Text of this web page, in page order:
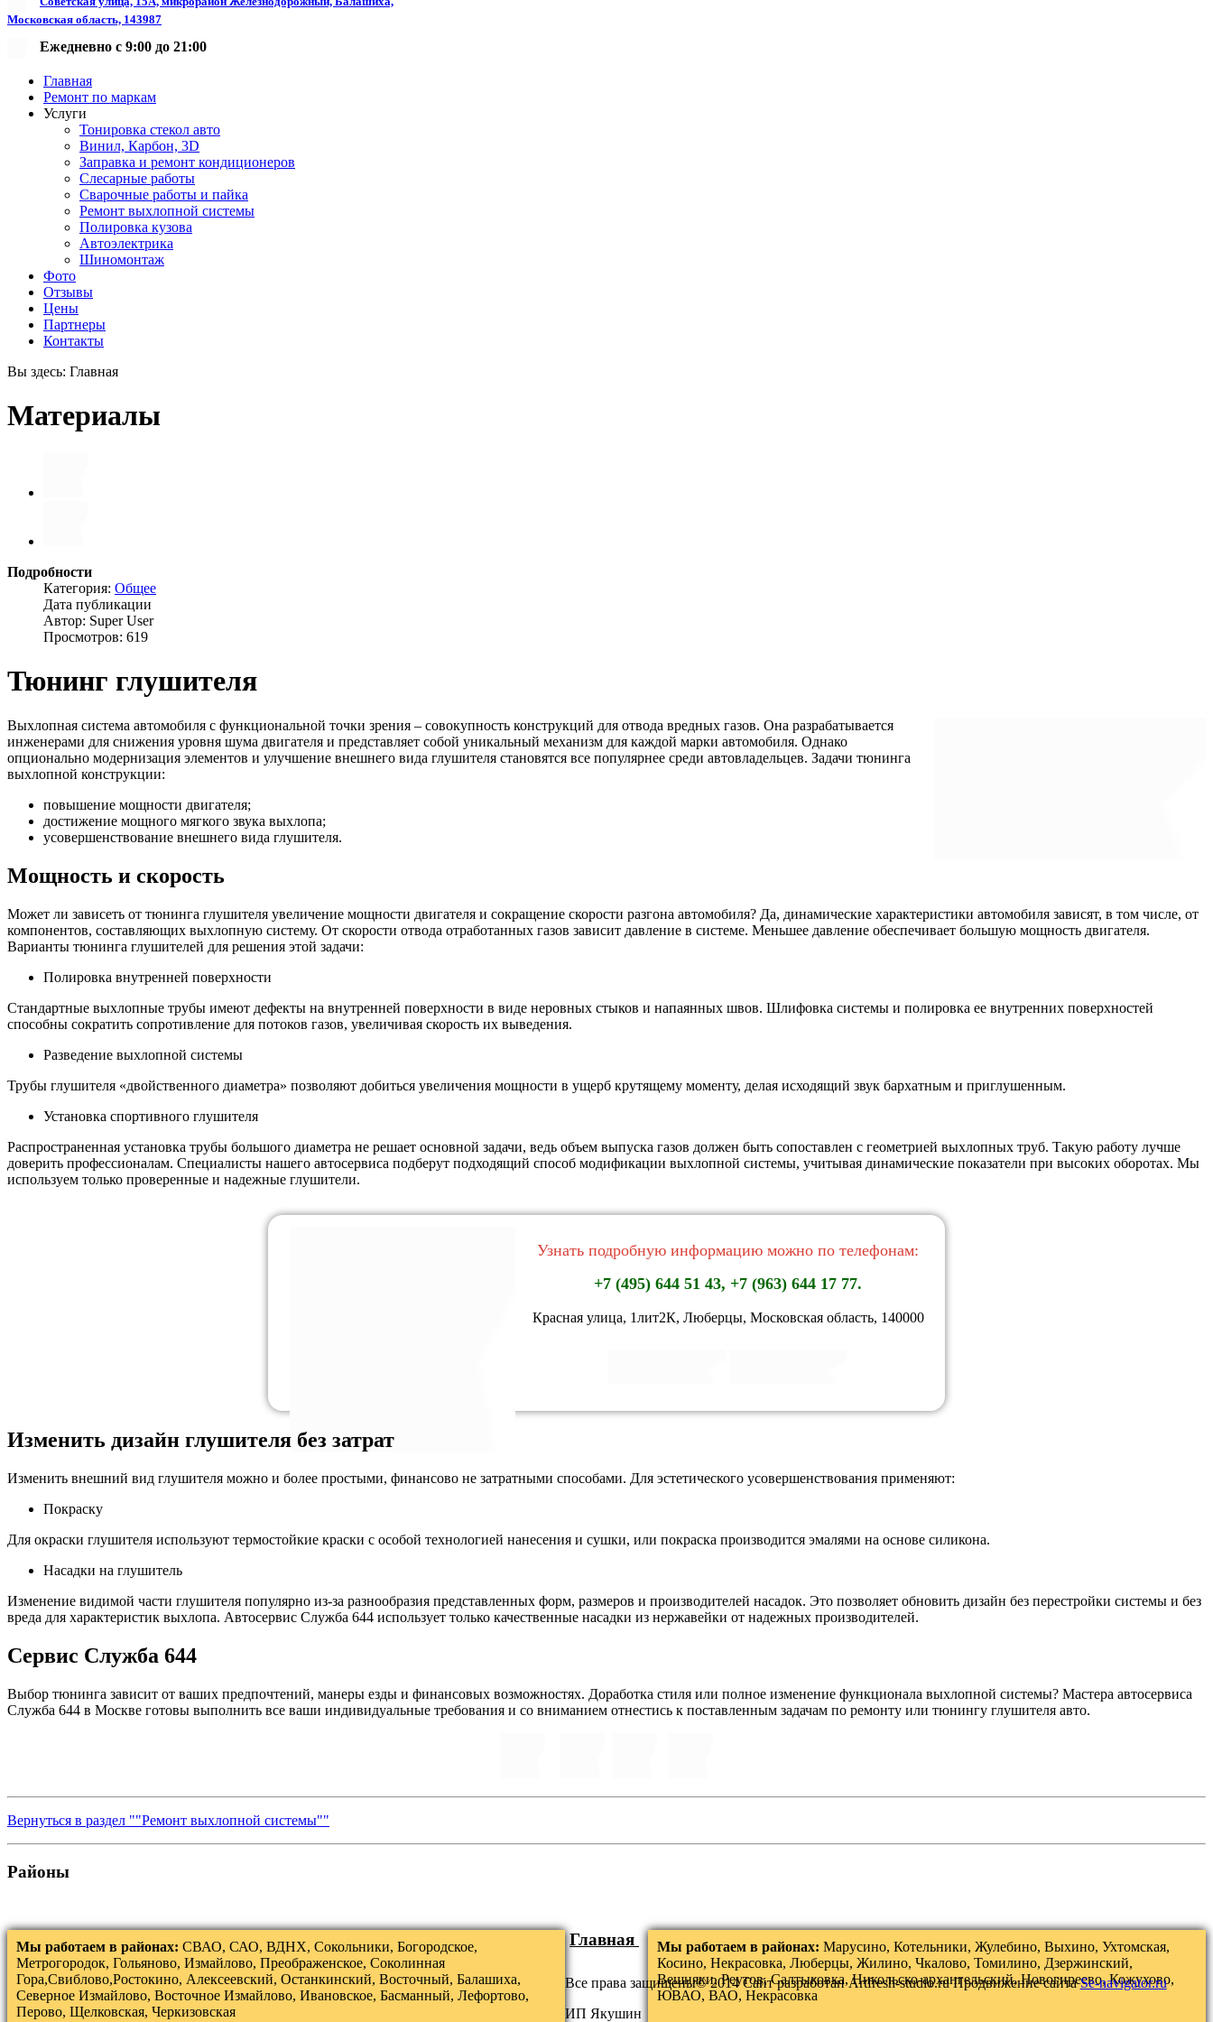
Московская область, 143987
Ежедневно с 9:00 до 21:00
Главная
Ремонт по маркам
Услуги
Тонировка стекол авто
Винил, Карбон, 3D
Заправка и ремонт кондиционеров
Слесарные работы
Сварочные работы и пайка
Ремонт выхлопной системы
Полировка кузова
Автоэлектрика
Шиномонтаж
Фото
Отзывы
Цены
Партнеры
Контакты
Вы здесь: Главная
Материалы
Подробности
Категория: Общее
Дата публикации
Автор: Super User
Просмотров: 619
Тюнинг глушителя
Выхлопная система автомобиля с функциональной точки зрения – совокупность конструкций для отвода вредных газов. Она разрабатывается
инженерами для снижения уровня шума двигателя и представляет собой уникальный механизм для каждой марки автомобиля. Однако
опционально модернизация элементов и улучшение внешнего вида глушителя становятся все популярнее среди автовладельцев. Задачи тюнинга
выхлопной конструкции:
повышение мощности двигателя;
достижение мощного мягкого звука выхлопа;
усовершенствование внешнего вида глушителя.
Мощность и скорость
Может ли зависеть от тюнинга глушителя увеличение мощности двигателя и сокращение скорости разгона автомобиля? Да, динамические характеристики автомобиля зависят, в том числе, от
компонентов, составляющих выхлопную систему. От скорости отвода отработанных газов зависит давление в системе. Меньшее давление обеспечивает большую мощность двигателя.
Варианты тюнинга глушителей для решения этой задачи:
Полировка внутренней поверхности
Стандартные выхлопные трубы имеют дефекты на внутренней поверхности в виде неровных стыков и напаянных швов. Шлифовка системы и полировка ее внутренних поверхностей
способны сократить сопротивление для потоков газов, увеличивая скорость их выведения.
Разведение выхлопной системы
Трубы глушителя «двойственного диаметра» позволяют добиться увеличения мощности в ущерб крутящему моменту, делая исходящий звук бархатным и приглушенным.
Установка спортивного глушителя
Распространенная установка трубы большого диаметра не решает основной задачи, ведь объем выпуска газов должен быть сопоставлен с геометрией выхлопных труб. Такую работу лучше
доверить профессионалам. Специалисты нашего автосервиса подберут подходящий способ модификации выхлопной системы, учитывая динамические показатели при высоких оборотах. Мы
используем только проверенные и надежные глушители.
Узнать подробную информацию можно по телефонам:
+7 (495) 644 51 43, +7 (963) 644 17 77.
Красная улица, 1лит2К, Люберцы, Московская область, 140000
Изменить дизайн глушителя без затрат
Изменить внешний вид глушителя можно и более простыми, финансово не затратными способами. Для эстетического усовершенствования применяют:
Покраску
Для окраски глушителя используют термостойкие краски с особой технологией нанесения и сушки, или покраска производится эмалями на основе силикона.
Насадки на глушитель
Изменение видимой части глушителя популярно из-за разнообразия представленных форм, размеров и производителей насадок. Это позволяет обновить дизайн без перестройки системы и без
вреда для характеристик выхлопа. Автосервис Служба 644 использует только качественные насадки из нержавейки от надежных производителей.
Сервис Служба 644
Выбор тюнинга зависит от ваших предпочтений, манеры езды и финансовых возможностях. Доработка стиля или полное изменение функционала выхлопной системы? Мастера автосервиса
Служба 644 в Москве готовы выполнить все ваши индивидуальные требования и со вниманием отнестись к поставленным задачам по ремонту или тюнингу глушителя авто.
Вернуться в раздел ""Ремонт выхлопной системы""
Районы
Мы работаем в районах: СВАО, САО, ВДНХ, Сокольники, Богородское,
Метрогородок, Гольяново, Измайлово, Преображенское, Соколинная
Гора,Свиблово,Ростокино, Алексеевский, Останкинский, Восточный, Балашиха,
Северное Измайлово, Восточное Измайлово, Ивановское, Басманный, Лефортово,
Перово, Щелковская, Черкизовская
Мы работаем в районах: Марусино, Котельники, Жулебино, Выхино, Ухтомская,
Косино, Некрасовка, Люберцы, Жилино, Чкалово, Томилино, Дзержинский,
Вешняки, Реутов, Салтыковка, Никольско-архангельский, Новогиреево, Кожухово,
ЮВАО, ВАО, Некрасовка
Главная
Все права защищены© 2014 Сайт разработанArtfresh-studio.ruПродвижение сайтаSe-navigator.ru
ИП Якушин